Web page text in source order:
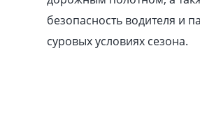
безопасность водителя и
суровых условиях сезона.